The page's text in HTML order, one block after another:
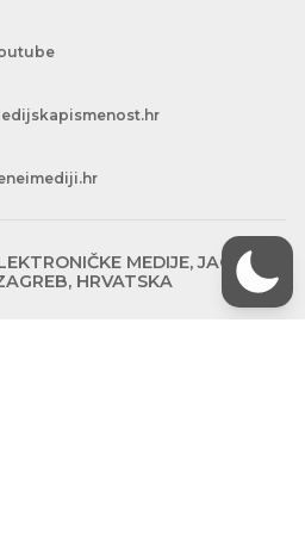
MEDIJE, JAGIĆEVA
HRVATSKA